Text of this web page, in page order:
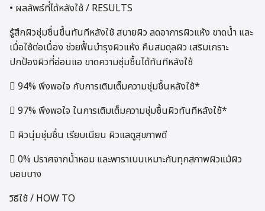
• ผลลัพธ์ที่ได้หลังใช้ / RESULTS
รู้สึกผิวชุ่มชื่นขึ้นทันทีหลังใช้ สบายผิว ลดอาการผิวแห้ง ขาดน้ำ และ
เมื่อใช้ต่อเนื่อง ช่วยฟื้นบำรุงผิวแห้ง คืนสมดุลผิว เสริมเกราะ
ปกป้องผิวที่อ่อนแอ ขาดความชุ่มชื้นได้ทันทีหลังใช้
 94% พึงพอใจ กับการเติมเต็มความชุ่มชื้นหลังใช้*
 97% พึงพอใจ ในการเติมเต็มความชุ่มชื้นผิวทันทีหลังใช้*
 ผิวนุ่มชุ่มชื่น เรียบเนียน ผิวแลดูสุขภาพดี
 0% ปราศจากน้ำหอม และพาราเบนเหมาะกับทุกสภาพผิวแม้ผิว
บอบบาง
วิธีใช้ / HOW TO